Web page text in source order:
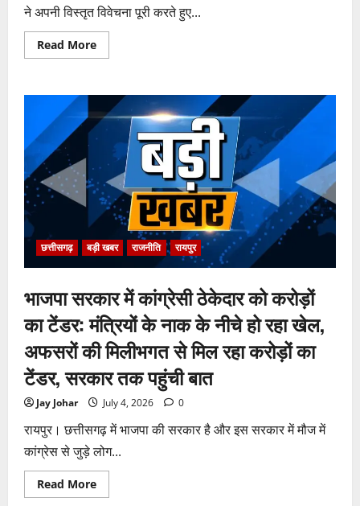
ने अपनी विस्तृत विवेचना पूरी करते हुए...
Read MoreRead
more
में
अपोलो
अस्पताल
खिलाफ
नहीं
मिले
पर्याप्त
साक्ष्य
कोर्ट
में
हुई
क्लोजर
रिपोर्ट,
कार्डियोलॉजिस्ट
पर
आपराधिक
कार्रवाई
जारी
छत्तीसगढ़ बड़ी खबर राजनीति रायपुर
भाजपा सरकार में कांग्रेसी ठेकेदार को करोड़ों
का टेंडर: मंत्रियों के नाक के नीचे हो रहा खेल,
अफसरों की मिलीभगत से मिल रहा करोड़ों का
टेंडर, सरकार तक पहुंची बात
Jay Johar July 4, 2026 0
रायपुर। छत्तीसगढ़ में भाजपा की सरकार है और इस सरकार में मौज में
कांग्रेस से जुड़े लोग...
Read MoreRead
more